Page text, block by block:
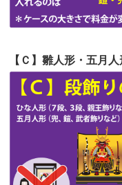
第50回人形供養
第49回人形供養
第48回人形供養
第47回人形供養祭
第46回人形供養
第45回人形供養
【Ｃ】雛人形・五月